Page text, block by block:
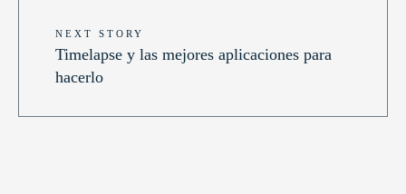
NEXT STORY
Timelapse y las mejores aplicaciones para
hacerlo